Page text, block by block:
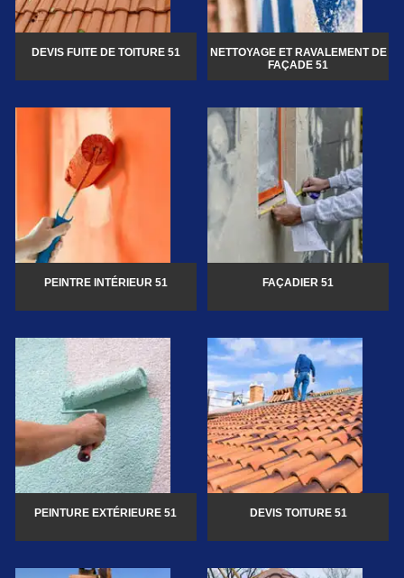
DEVIS FUITE DE TOITURE 51
NETTOYAGE ET RAVALEMENT DE
FAÇADE 51
PEINTRE INTÉRIEUR 51 FAÇADIER 51
PEINTURE EXTÉRIEURE 51 DEVIS TOITURE 51